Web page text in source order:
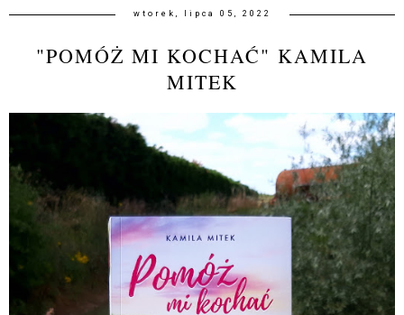
wtorek, lipca 05, 2022
"POMÓŻ MI KOCHAĆ" KAMILA
MITEK